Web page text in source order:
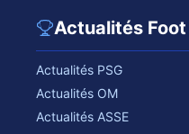
Actualités Foot
Actualités PSG
Actualités OM
Actualités ASSE